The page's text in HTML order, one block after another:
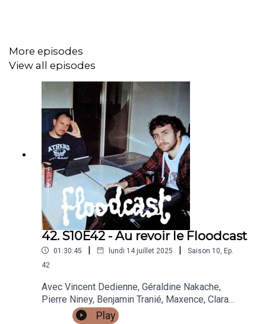
More episodes
View all episodes
42. S10E42 - Au revoir le Floodcast
01:30:45 | lundi 14 juillet 2025 | Saison 10 Ep.
42
Avec Vincent Dedienne, Géraldine Nakache,
Pierre Niney, Benjamin Tranié, Maxence, Clara
Luciani, Orelsan et le Druide Pïo
Play